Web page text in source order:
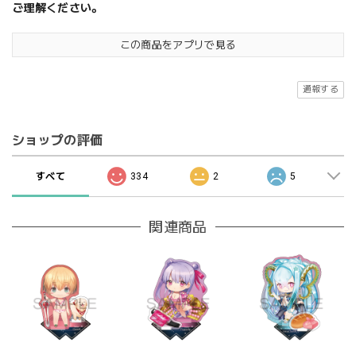
ご理解ください。
この商品をアプリで見る
通報する
ショップの評価
すべて 334 2 5
関連商品